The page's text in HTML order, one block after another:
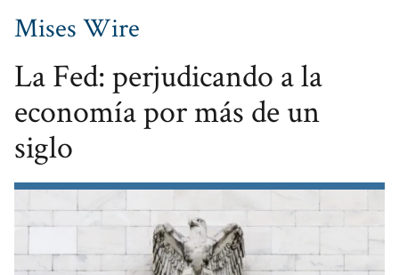
Mises Wire
La Fed: perjudicando a la
economía por más de un
siglo